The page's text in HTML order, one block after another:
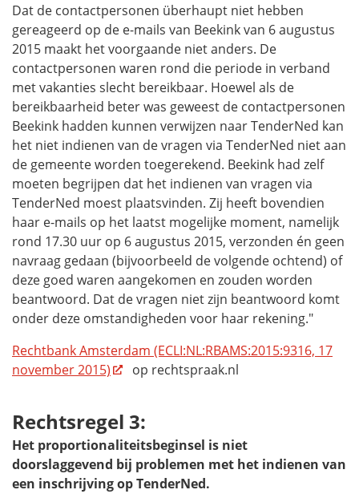
Dat de contactpersonen überhaupt niet hebben
gereageerd op de e-mails van Beekink van 6 augustus
2015 maakt het voorgaande niet anders. De
contactpersonen waren rond die periode in verband
met vakanties slecht bereikbaar. Hoewel als de
bereikbaarheid beter was geweest de contactpersonen
Beekink hadden kunnen verwijzen naar TenderNed kan
het niet indienen van de vragen via TenderNed niet aan
de gemeente worden toegerekend. Beekink had zelf
moeten begrijpen dat het indienen van vragen via
TenderNed moest plaatsvinden. Zij heeft bovendien
haar e-mails op het laatst mogelijke moment, namelijk
rond 17.30 uur op 6 augustus 2015, verzonden én geen
navraag gedaan (bijvoorbeeld de volgende ochtend) of
deze goed waren aangekomen en zouden worden
beantwoord. Dat de vragen niet zijn beantwoord komt
onder deze omstandigheden voor haar rekening."
Rechtbank Amsterdam (ECLI:NL:RBAMS:2015:9316, 17
november 2015)
op rechtspraak.nl
Rechtsregel 3:
Het proportionaliteitsbeginsel is niet
doorslaggevend bij problemen met het indienen van
een inschrijving op TenderNed.